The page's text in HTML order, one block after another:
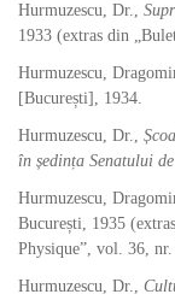
Hurmuzescu, Dr.,
1933 (extras din
Hurmuzescu,
[București], 1934.
Hurmuzescu, Dr.,
în ședința Senatului
Hurmuzescu,
București, 1935
Physique”, vol. 36,
Hurmuzescu, Dr.,